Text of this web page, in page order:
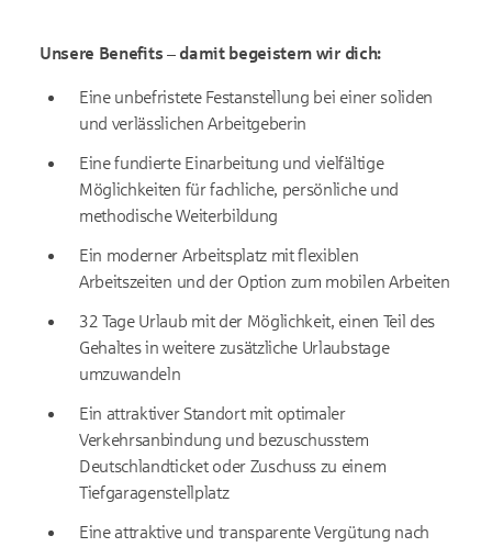
Unsere Benefits – damit begeistern wir dich:
Eine unbefristete Festanstellung bei einer soliden
und verlässlichen Arbeitgeberin
Eine fundierte Einarbeitung und vielfältige
Möglichkeiten für fachliche, persönliche und
methodische Weiterbildung
Ein moderner Arbeitsplatz mit flexiblen
Arbeitszeiten und der Option zum mobilen Arbeiten
32 Tage Urlaub mit der Möglichkeit, einen Teil des
Gehaltes in weitere zusätzliche Urlaubstage
umzuwandeln
Ein attraktiver Standort mit optimaler
Verkehrsanbindung und bezuschusstem
Deutschlandticket oder Zuschuss zu einem
Tiefgaragenstellplatz
Eine attraktive und transparente Vergütung nach